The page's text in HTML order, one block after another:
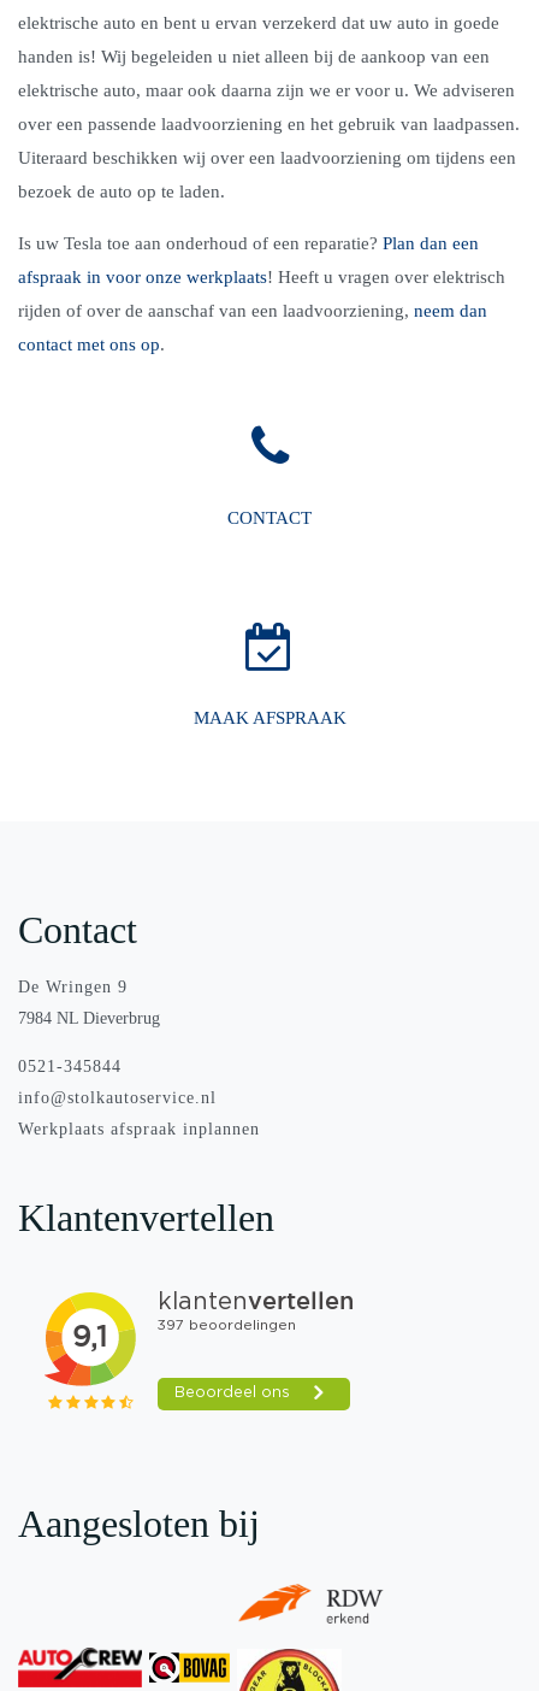
elektrische auto en bent u ervan verzekerd dat uw auto in goede
handen is! Wij begeleiden u niet alleen bij de aankoop van een
elektrische auto, maar ook daarna zijn we er voor u. We adviseren
over een passende laadvoorziening en het gebruik van laadpassen.
Uiteraard beschikken wij over een laadvoorziening om tijdens een
bezoek de auto op te laden.
Is uw Tesla toe aan onderhoud of een reparatie? Plan dan een
afspraak in voor onze werkplaats! Heeft u vragen over elektrisch
rijden of over de aanschaf van een laadvoorziening, neem dan
contact met ons op.
CONTACT
MAAK AFSPRAAK
Contact
De Wringen 9
7984 NL Dieverbrug
0521-345844
info@stolkautoservice.nl
Werkplaats afspraak inplannen
Klantenvertellen
Aangesloten bij